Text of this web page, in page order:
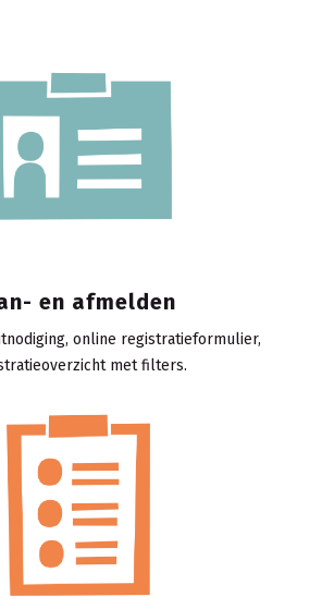
en afmelden
online registratieformulier,
met filters.